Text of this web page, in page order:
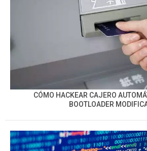
CÓMO HACKEAR CAJERO
BOOTLOADER